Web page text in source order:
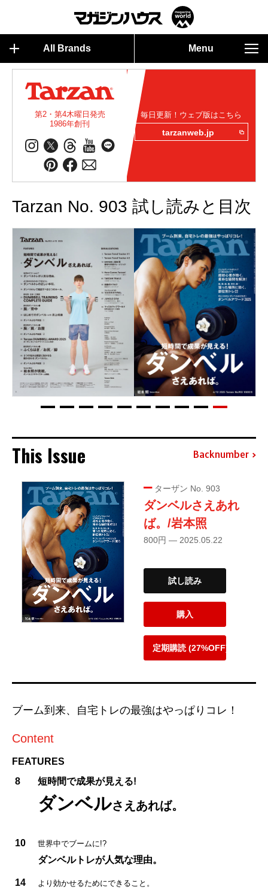
All Brands Menu
第2・第4木曜日発売
1986年創刊
毎日更新！ウェブ版はこちら
tarzanweb.jp
Tarzan No. 903 試し読みと目次
This Issue Backnumber
ターザン No. 903
ダンベルさえあれ
ば。/岩本照
800円 — 2025.05.22
試し読み
購入
定期購読 (27%OFF)
ブーム到来、自宅トレの最強はやっぱりコレ！
Content
FEATURES
8
短時間で成果が見える!
ダンベルさえあれば。
10 世界中でブームに!?
ダンベルトレが人気な理由。
14 より効かせるためにできること。